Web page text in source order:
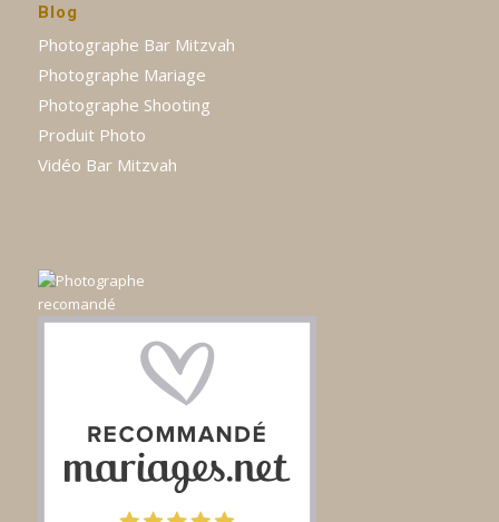
Blog
Photographe Bar Mitzvah
Photographe Mariage
Photographe Shooting
Produit Photo
Vidéo Bar Mitzvah